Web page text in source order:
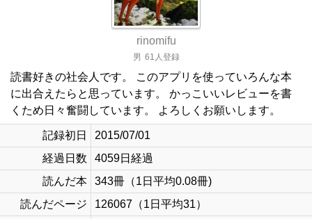
rinomifu
男 61人登録
読書好きの社会人です。 このアプリを使っていろんな本
に出合えたらと思っています。 かっこいいレビューを書
くため日々奮闘しています。 よろしくお願いします。
記録初日
2015/07/01
経過日数
4059日経過
読んだ本
343冊（1日平均0.08冊)
読んだページ
126067（1日平均31）